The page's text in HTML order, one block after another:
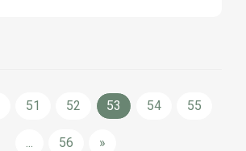
51 52 53 54 55
... 56 »